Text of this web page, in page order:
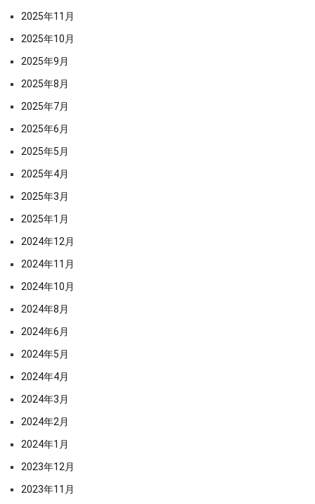
2025年11月
2025年10月
2025年9月
2025年8月
2025年7月
2025年6月
2025年5月
2025年4月
2025年3月
2025年1月
2024年12月
2024年11月
2024年10月
2024年8月
2024年6月
2024年5月
2024年4月
2024年3月
2024年2月
2024年1月
2023年12月
2023年11月